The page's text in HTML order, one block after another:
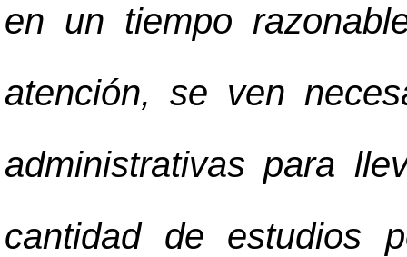
en un tiempo
atención, se ven
administrativas para
cantidad de estudios